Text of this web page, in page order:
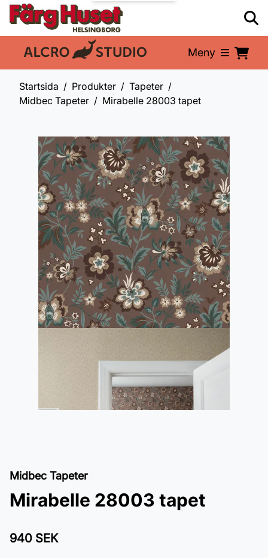
En del av: Meny
Startsida Produkter
Tapeter
Midbec Tapeter
Mirabelle 28003 tapet
Midbec Tapeter
Mirabelle 28003 tapet
940 SEK